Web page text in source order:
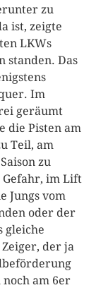
zu
ist, zeigte
LKWs
standen. Das
Im
geräumt
die Pisten am
Teil, am
zu
Gefahr, im Lift
Jungs vom
oder der
gleiche
der ja
noch am 6er